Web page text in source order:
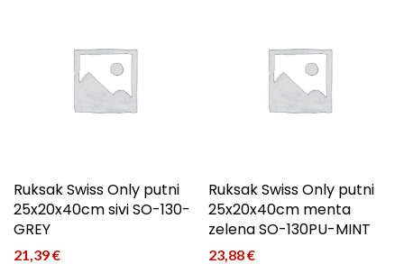
Ruksak Swiss Only putni
25x20x40cm sivi SO-130-
GREY
21,39€
Ruksak Swiss Only putni
25x20x40cm menta
zelena SO-130PU-MINT
23,88€